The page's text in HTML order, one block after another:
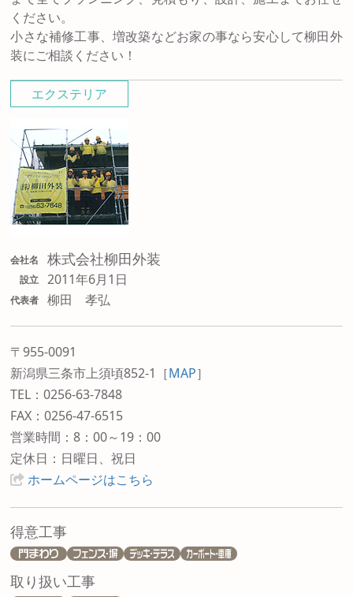
エクステリア
会社名 株式会社柳田外装
設立 2011年6月1日
代表者 柳田 孝弘
〒955-0091
新潟県三条市上須頃852-1 ［MAP］
TEL：0256-63-7848
FAX：0256-47-6515
営業時間：8：00～19：00
定休日：日曜日、祝日
ホームページはこちら
得意工事
取り扱い工事
ください。
小さな補修工事、増改築などお家の事なら安心して柳田外
装にご相談ください！